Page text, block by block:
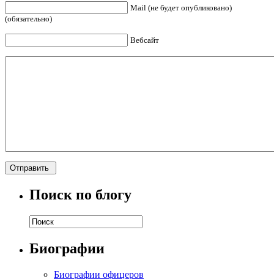
Mail (не будет опубликовано)
(обязательно)
Вебсайт
Поиск по блогу
Биографии
Биографии офицеров